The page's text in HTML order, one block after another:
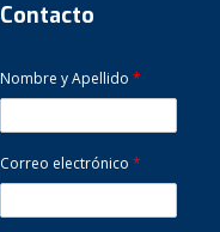
Contacto
Nombre y Apellido *
Correo electrónico *